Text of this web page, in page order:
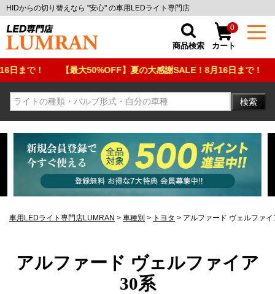
HIDからの切り替えなら "安心" の車用LEDライト専門店
商品検索 カート
0
【最大50%OFF】夏の大感謝SALE！8月16日まで！ 【最大
検索
車用LEDライト専門店LUMRAN 車種別 トヨタ アルファード ヴェルファ
アルファード ヴェルファイア
30系